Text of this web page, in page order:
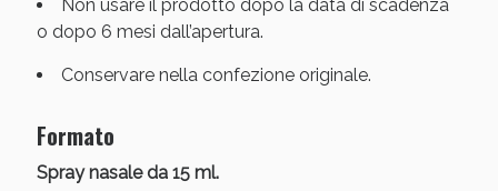
Non usare il prodotto dopo la data di scadenza
o dopo 6 mesi dall’apertura.
Conservare nella confezione originale.
Formato
Spray nasale da 15 ml.